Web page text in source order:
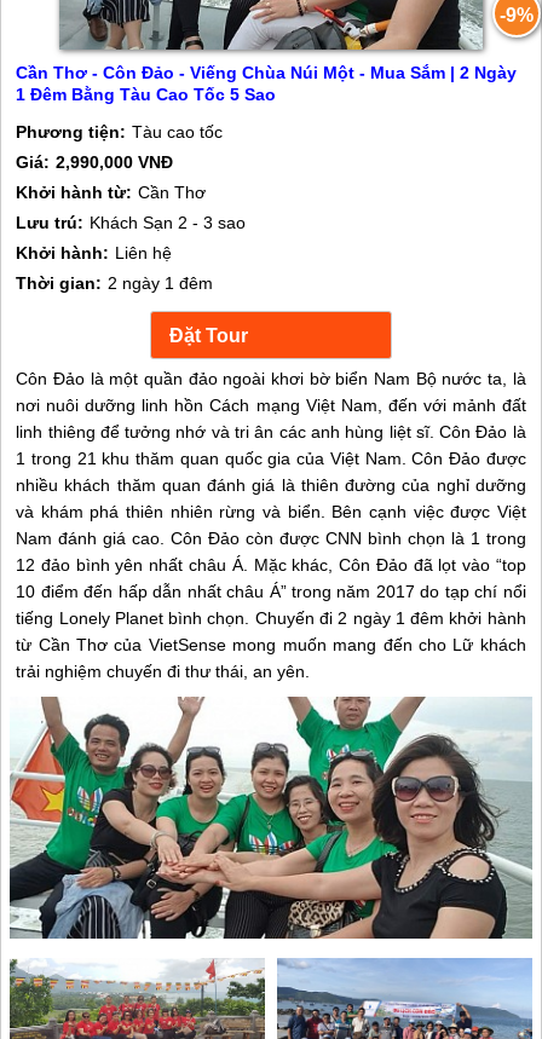
-9%
Cần Thơ - Côn Đảo - Viếng Chùa Núi Một - Mua Sắm | 2 Ngày
1 Đêm Bằng Tàu Cao Tốc 5 Sao
Phương tiện: Tàu cao tốc
Giá: 2,990,000 VNĐ
Khởi hành từ: Cần Thơ
Lưu trú: Khách Sạn 2 - 3 sao
Khởi hành: Liên hệ
Thời gian: 2 ngày 1 đêm
Côn Đảo là một quần đảo ngoài khơi bờ biển Nam Bộ nước ta, là
nơi nuôi dưỡng linh hồn Cách mạng Việt Nam, đến với mảnh đất
linh thiêng để tưởng nhớ và tri ân các anh hùng liệt sĩ. Côn Đảo là
1 trong 21 khu thăm quan quốc gia của Việt Nam. Côn Đảo được
nhiều khách thăm quan đánh giá là thiên đường của nghỉ dưỡng
và khám phá thiên nhiên rừng và biển. Bên cạnh việc được Việt
Nam đánh giá cao. Côn Đảo còn được CNN bình chọn là 1 trong
12 đảo bình yên nhất châu Á. Mặc khác, Côn Đảo đã lọt vào “top
10 điểm đến hấp dẫn nhất châu Á” trong năm 2017 do tạp chí nổi
tiếng Lonely Planet bình chọn. Chuyến đi 2 ngày 1 đêm khởi hành
từ Cần Thơ của VietSense mong muốn mang đến cho Lữ khách
trải nghiệm chuyến đi thư thái, an yên.